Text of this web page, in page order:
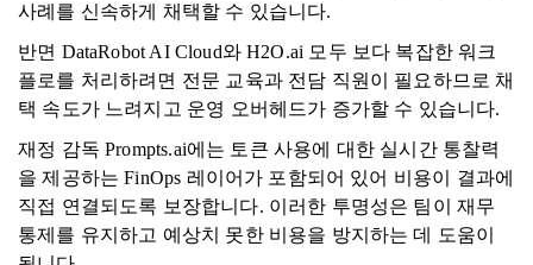
사례를 신속하게 채택할 수 있습니다.
반면 DataRobot AI Cloud와 H2O.ai 모두 보다 복잡한 워크
플로를 처리하려면 전문 교육과 전담 직원이 필요하므로 채
택 속도가 느려지고 운영 오버헤드가 증가할 수 있습니다.
재정 감독 Prompts.ai에는 토큰 사용에 대한 실시간 통찰력
을 제공하는 FinOps 레이어가 포함되어 있어 비용이 결과에
직접 연결되도록 보장합니다. 이러한 투명성은 팀이 재무
통제를 유지하고 예상치 못한 비용을 방지하는 데 도움이